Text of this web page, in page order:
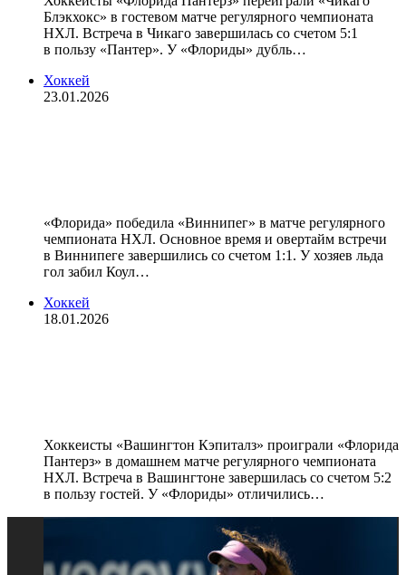
Блэкхокс» в гостевом матче регулярного чемпионата
НХЛ. Встреча в Чикаго завершилась со счетом 5:1
в пользу «Пантер». У «Флориды» дубль…
Хоккей
23.01.2026
«Флорида» победила «Виннипег» в матче регулярного
чемпионата НХЛ. Основное время и овертайм встречи
в Виннипеге завершились со счетом 1:1. У хозяев льда
гол забил Коул…
Хоккей
18.01.2026
Хоккеисты «Вашингтон Кэпиталз» проиграли «Флорида
Пантерз» в домашнем матче регулярного чемпионата
НХЛ. Встреча в Вашингтоне завершилась со счетом 5:2
в пользу гостей. У «Флориды» отличились…